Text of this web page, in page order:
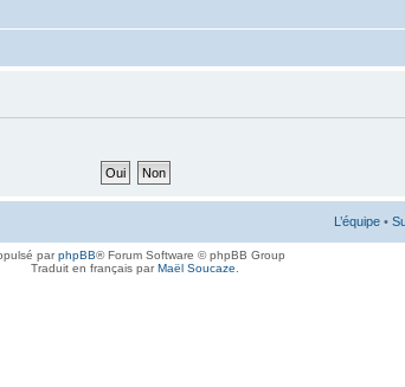
L’équipe •
parphpBB® Forum Software © phpBB Group
Traduit en français parMaël Soucaze